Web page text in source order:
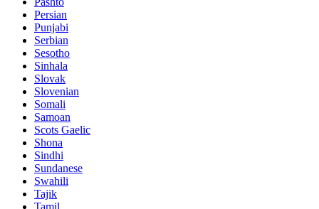
Persian
Punjabi
Serbian
Sesotho
Sinhala
Slovak
Slovenian
Somali
Samoan
Scots Gaelic
Shona
Sindhi
Sundanese
Swahili
Tajik